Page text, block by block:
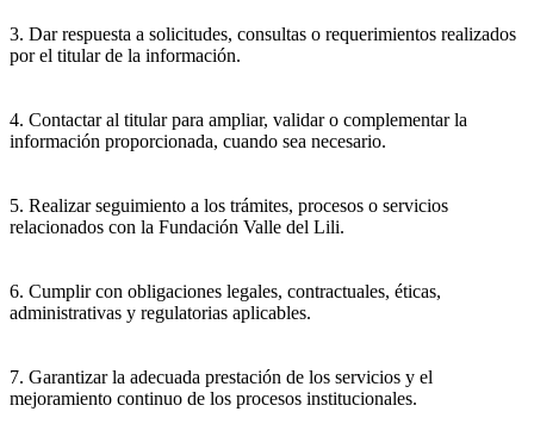
3. Dar respuesta a solicitudes, consultas o requerimientos realizados
por el titular de la información.
4. Contactar al titular para ampliar, validar o complementar la
información proporcionada, cuando sea necesario.
5. Realizar seguimiento a los trámites, procesos o servicios
relacionados con la Fundación Valle del Lili.
6. Cumplir con obligaciones legales, contractuales, éticas,
administrativas y regulatorias aplicables.
7. Garantizar la adecuada prestación de los servicios y el
mejoramiento continuo de los procesos institucionales.